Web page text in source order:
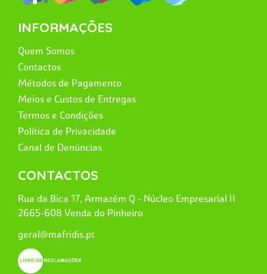
INFORMAÇÕES
Quem Somos
Contactos
Métodos de Pagamento
Meios e Custos de Entregas
Termos e Condições
Política de Privacidade
Canal de Denúncias
CONTACTOS
Rua da Bica 17, Armazém Q - Núcleo Empresarial II
2665-608 Venda do Pinheiro
geral@mafridis.pt